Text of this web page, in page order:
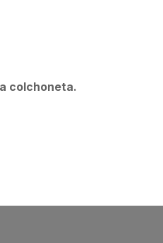
colchoneta.